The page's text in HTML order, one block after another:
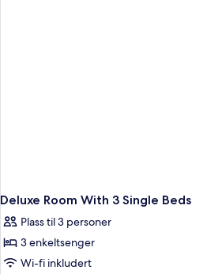
Deluxe Room With 3 Single Beds
Plass til 3 personer
3 enkeltsenger
Wi-fi inkludert